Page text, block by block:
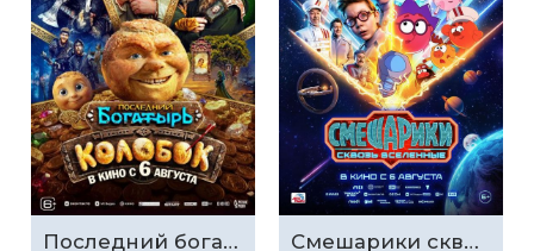
Последний богатырь. Колобок Смешарики сквозь вселенные